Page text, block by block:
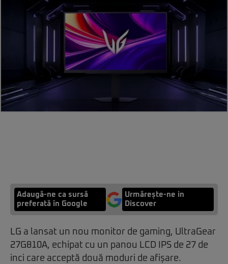
Adaugă-ne ca sursă
preferată în Google
Urmărește-ne in
Discover
LG a lansat un nou monitor de gaming, UltraGear
27G810A, echipat cu un panou LCD IPS de 27 de
inci care acceptă două moduri de afișare.